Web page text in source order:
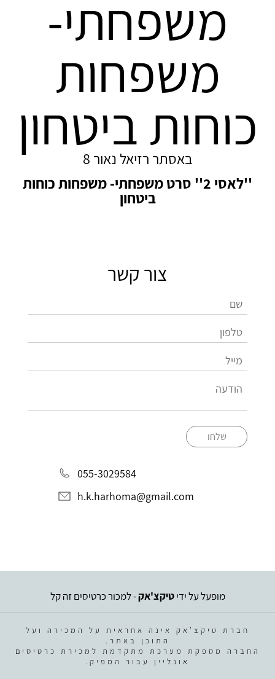
משפחתי-
משפחות
כוחות ביטחון
באסתר רזיאל נאור 8
''לאסי 2'' סרט משפחתי- משפחות כוחות
ביטחון
צור קשר
שלחו
055-3029584
h.k.harhoma@gmail.com‏
מופעל על ידיטיקצ'אק- למכור כרטיסים זה קל
חברת טיקצ'אק אינה אחראית על המכירה ועל
התוכן באתר.
החברה מספקת מערכת מתקדמת למכירת כרטיסים
אונליין עבור המפיק.